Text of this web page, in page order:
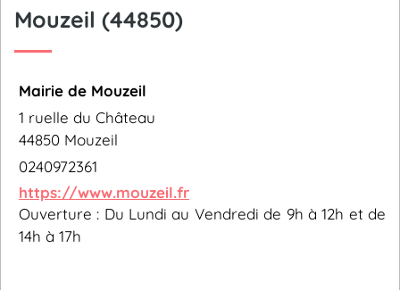
Mouzeil (44850)
Mairie de Mouzeil
1 ruelle du Château
44850 Mouzeil
0240972361
https://www.mouzeil.fr
Ouverture : Du Lundi au Vendredi de 9h à 12h et de
14h à 17h